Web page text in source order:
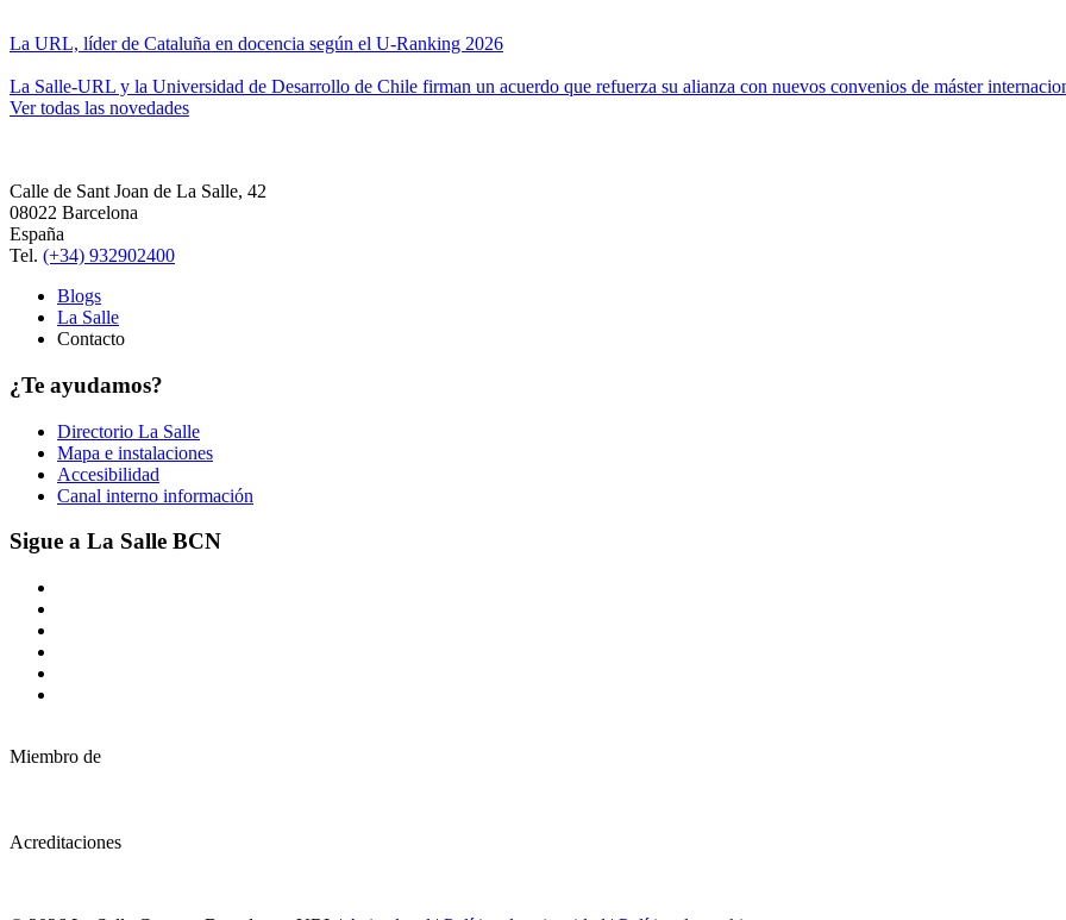
La URL, líder de Cataluña en docencia según el U-Ranking 2026
La Salle-URL y la Universidad de Desarrollo de Chile firman un acuerdo que refuerza su alianza con nuevos convenios de máster
Ver todas las novedades
Calle de Sant Joan de La Salle, 42
08022 Barcelona
España
Tel. (+34) 932902400
Blogs
La Salle
Contacto
¿Te ayudamos?
Directorio La Salle
Mapa e instalaciones
Accesibilidad
Canal interno información
Sigue a La Salle BCN
Miembro de
Acreditaciones